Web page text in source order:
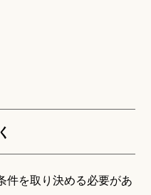
件を取り決める必要があ